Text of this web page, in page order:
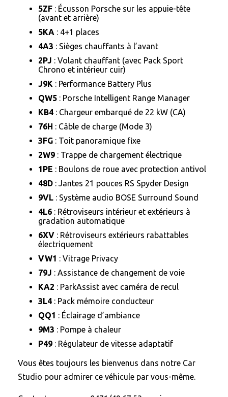
5ZF : Écusson Porsche sur les appuie-tête
(avant et arrière)
5KA : 4+1 places
4A3 : Sièges chauffants à l’avant
2PJ : Volant chauffant (avec Pack Sport
Chrono et intérieur cuir)
J9K : Performance Battery Plus
QW5 : Porsche Intelligent Range Manager
KB4 : Chargeur embarqué de 22 kW (CA)
76H : Câble de charge (Mode 3)
3FG : Toit panoramique fixe
2W9 : Trappe de chargement électrique
1PE : Boulons de roue avec protection antivol
48D : Jantes 21 pouces RS Spyder Design
9VL : Système audio BOSE Surround Sound
4L6 : Rétroviseurs intérieur et extérieurs à
gradation automatique
6XV : Rétroviseurs extérieurs rabattables
électriquement
VW1 : Vitrage Privacy
79J : Assistance de changement de voie
KA2 : ParkAssist avec caméra de recul
3L4 : Pack mémoire conducteur
QQ1 : Éclairage d’ambiance
9M3 : Pompe à chaleur
P49 : Régulateur de vitesse adaptatif
Vous êtes toujours les bienvenus dans notre Car
Studio pour admirer ce véhicule par vous-même.